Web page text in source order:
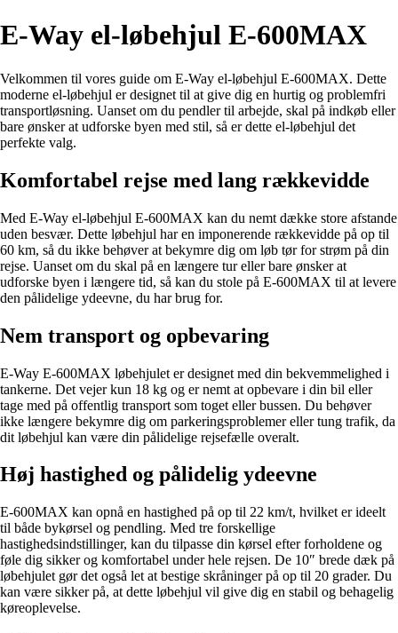
E-Way el-løbehjul E-600MAX
Velkommen til vores guide om E-Way el-løbehjul E-600MAX. Dette
moderne el-løbehjul er designet til at give dig en hurtig og problemfri
transportløsning. Uanset om du pendler til arbejde, skal på indkøb eller
bare ønsker at udforske byen med stil, så er dette el-løbehjul det
perfekte valg.
Komfortabel rejse med lang rækkevidde
Med E-Way el-løbehjul E-600MAX kan du nemt dække store afstande
uden besvær. Dette løbehjul har en imponerende rækkevidde på op til
60 km, så du ikke behøver at bekymre dig om løb tør for strøm på din
rejse. Uanset om du skal på en længere tur eller bare ønsker at
udforske byen i længere tid, så kan du stole på E-600MAX til at levere
den pålidelige ydeevne, du har brug for.
Nem transport og opbevaring
E-Way E-600MAX løbehjulet er designet med din bekvemmelighed i
tankerne. Det vejer kun 18 kg og er nemt at opbevare i din bil eller
tage med på offentlig transport som toget eller bussen. Du behøver
ikke længere bekymre dig om parkeringsproblemer eller tung trafik, da
dit løbehjul kan være din pålidelige rejsefælle overalt.
Høj hastighed og pålidelig ydeevne
E-600MAX kan opnå en hastighed på op til 22 km/t, hvilket er ideelt
til både bykørsel og pendling. Med tre forskellige
hastighedsindstillinger, kan du tilpasse din kørsel efter forholdene og
føle dig sikker og komfortabel under hele rejsen. De 10″ brede dæk på
løbehjulet gør det også let at bestige skråninger på op til 20 grader. Du
kan være sikker på, at dette løbehjul vil give dig en stabil og behagelig
køreoplevelse.